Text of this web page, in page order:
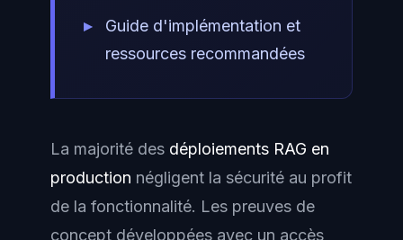
Guide d'implémentation et
ressources recommandées
La majorité des déploiements RAG en
production négligent la sécurité au profit
de la fonctionnalité. Les preuves de
concept développées avec un accès